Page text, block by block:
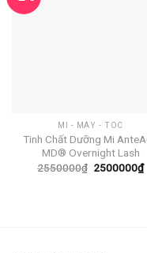
MI - MÀY - TÓC
Tinh Chất Dưỡng Mi
MD® Overnight Lash
2550000₫ Giá
2500000₫